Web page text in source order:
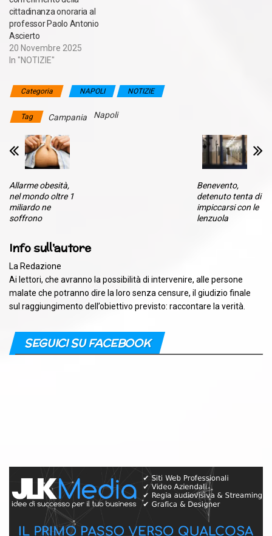
cittadinanza onoraria al
professor Paolo Antonio
Ascierto
20 Novembre 2025
In "NOTIZIE"
Categoria NAPOLI NOTIZIE
Tag Campania Napoli
Allarme obesità,
nel mondo oltre 1
miliardo ne
soffrono
Benevento,
detenuto tenta di
impiccarsi con le
lenzuola
Info sull'autore
La Redazione
Ai lettori, che avranno la possibilità di intervenire, alle persone
malate che potranno dire la loro senza censure, il giudizio finale
sul raggiungimento dell’obiettivo previsto: raccontare la verità.
SEGUICI SU FACEBOOK